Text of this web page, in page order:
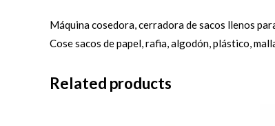
Máquina cosedora, cerradora de sacos llenos
Cose sacos de papel, rafia, algodón, plástico,
Related products